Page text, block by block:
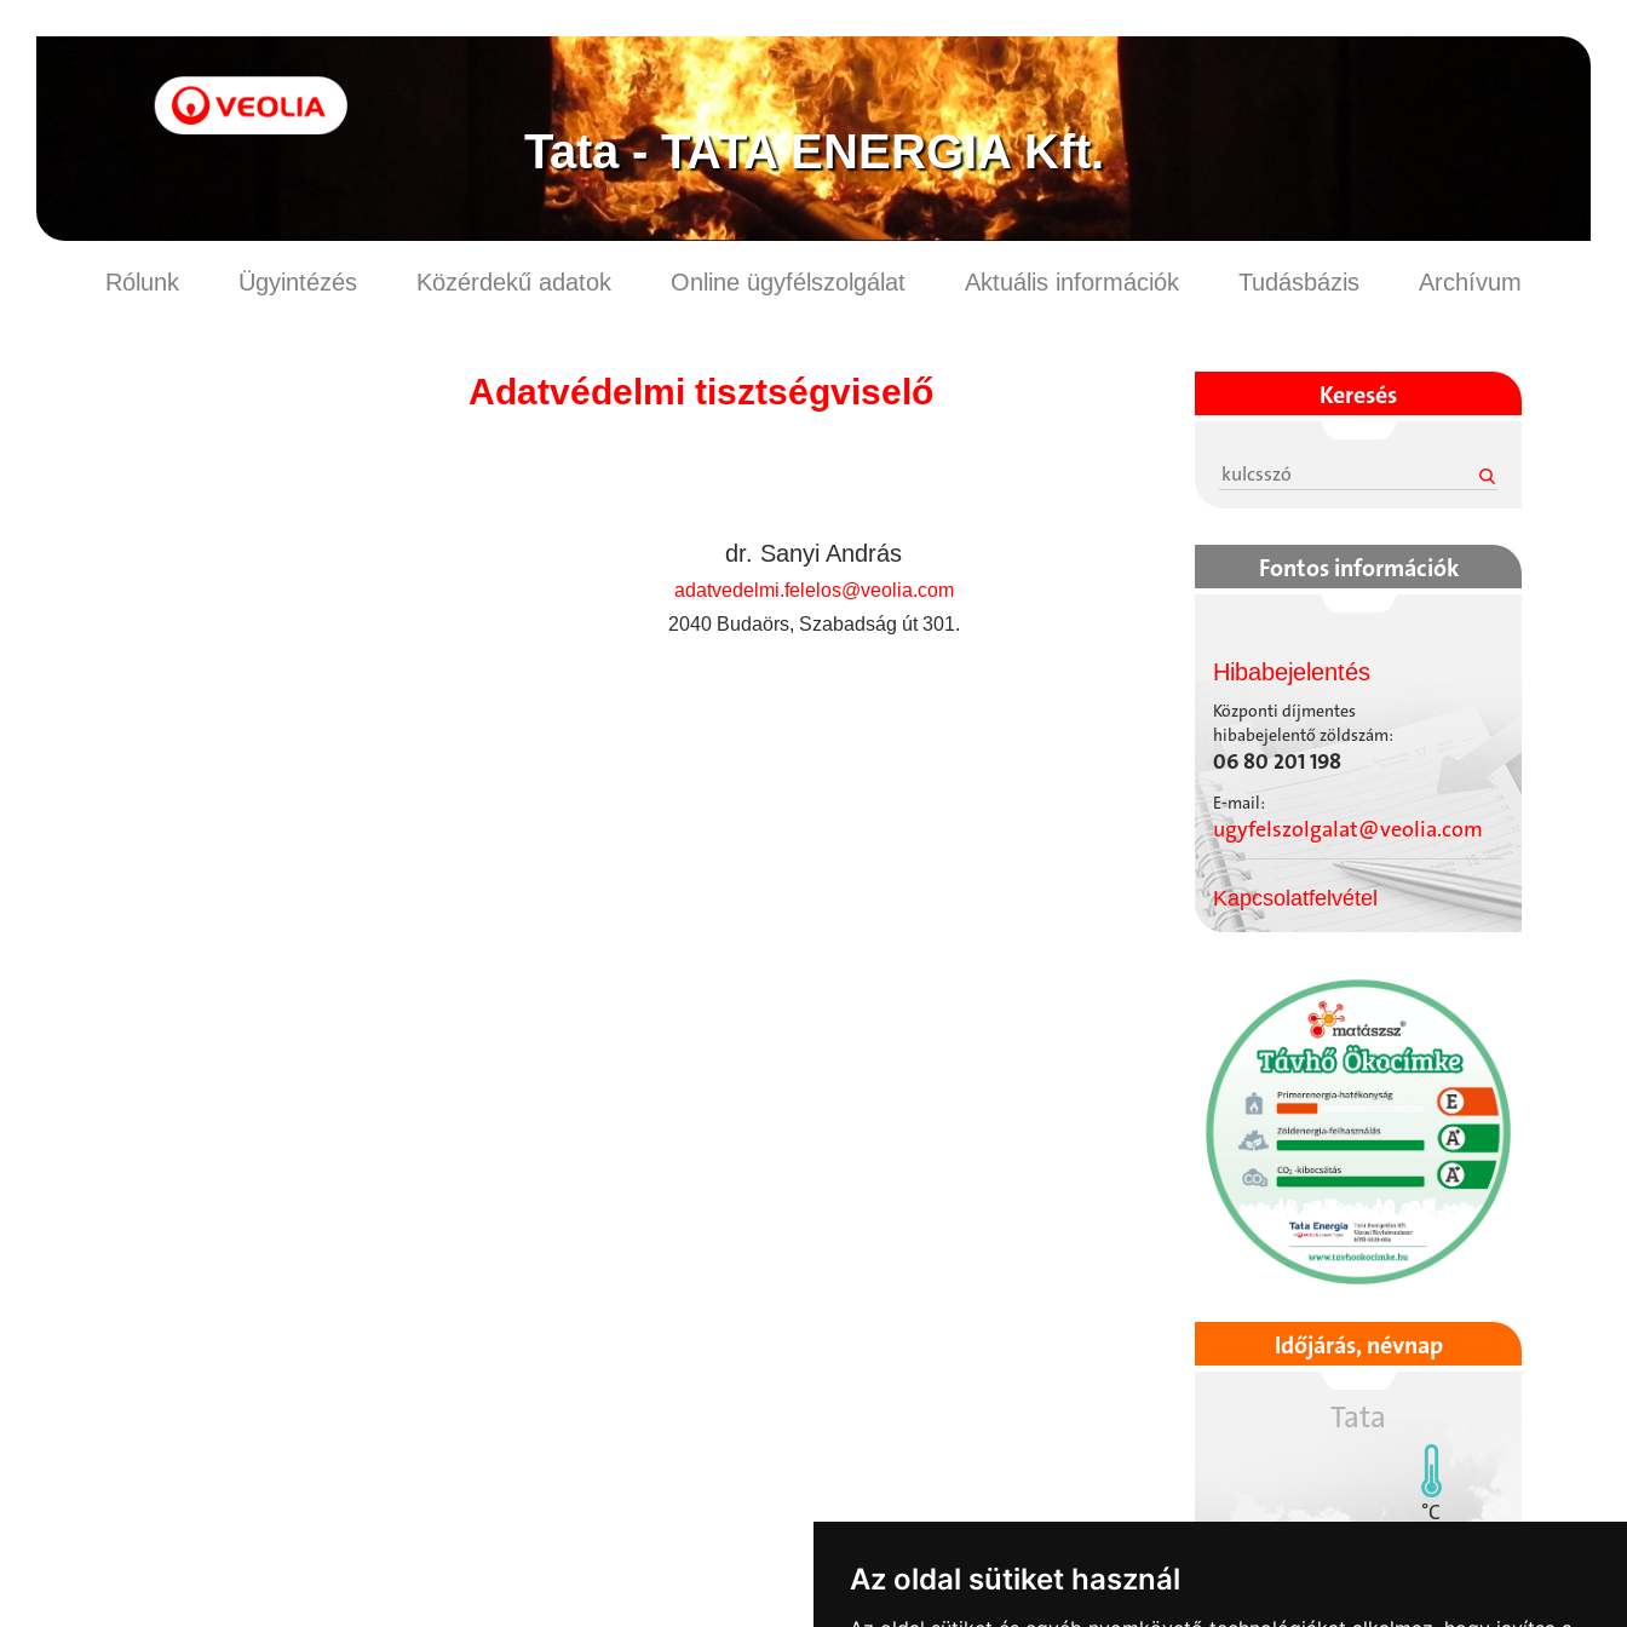
Az oldal sütiket használ
Tata - TATA ENERGIA Kft.
Rólunk Ügyintézés Közérdekű adatok Online ügyfélszolgálat Aktuális információk Tudásbázis Archívum
Adatvédelmi tisztségviselő
dr. Sanyi András
adatvedelmi.felelos@veolia.com
2040 Budaörs, Szabadság út 301.
Keresés
Fontos információk
Hibabejelentés
Központi díjmentes
hibabejelentő zöldszám:
06 80 201 198
E-mail:
ugyfelszolgalat@veolia.com
Kapcsolatfelvétel
Időjárás, névnap
Tata
°C